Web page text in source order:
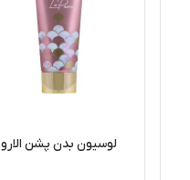
لوسیون بدن پشن الارو